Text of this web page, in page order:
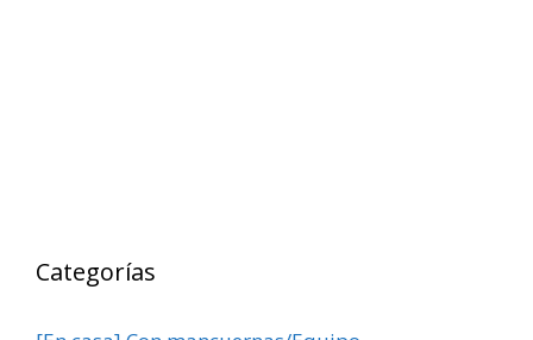
Categorías